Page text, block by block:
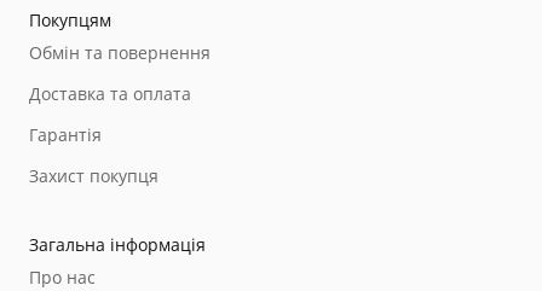
Покупцям
Обмін та повернення
Доставка та оплата
Гарантія
Захист покупця
Загальна інформація
Про нас